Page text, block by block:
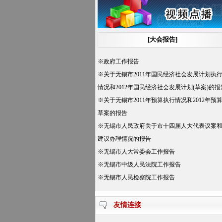
本级预算；
四、听取和审议无锡市人民政府关于市十
四届人大代表议案和建议办理情况的报告；
告；
六、听取和审议无锡市中级人民法院工作
报告；
七、听取和审议无锡市人民检察院工作报
告；
八、选举。
[大会报告]
※政府工作报告
※关于无锡市2011年国民经济社会发展计划执行
情况和2012年国民经济社会发展计划(草案)的报
※关于无锡市2011年预算执行情况和2012年预算
草案的报告
※无锡市人民政府关于市十四届人大代表议案和
建议办理情况的报告
※无锡市人大常委会工作报告
※无锡市中级人民法院工作报告
※无锡市人民检察院工作报告
友情连接